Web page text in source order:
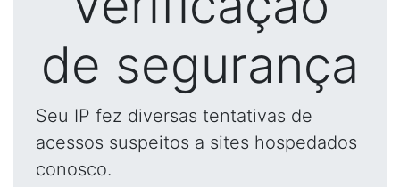
de segurança
Seu IP fez diversas tentativas de
acessos suspeitos a sites hospedados
conosco.